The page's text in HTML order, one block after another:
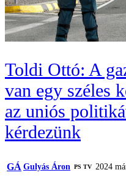
Toldi Ottó: A
van egy széles
az uniós
kérdezünk
GÁ Gulyás Áron PS TV
2024